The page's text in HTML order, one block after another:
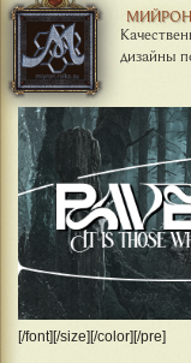
МИЙРОН
дизайны
[/font][/size][/color][/pre]